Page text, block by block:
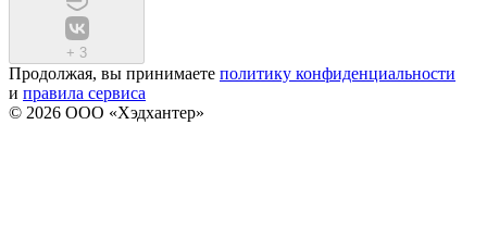
+ 3
Продолжая, вы принимаете политику конфиденциальности
и правила сервиса
© 2026 ООО «Хэдхантер»